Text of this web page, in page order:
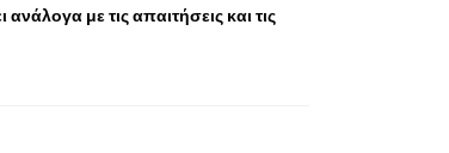
με τις απαιτήσεις και τις